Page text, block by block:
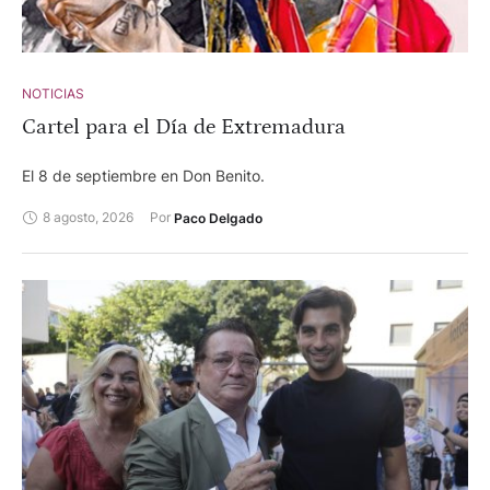
NOTICIAS
Cartel para el Día de Extremadura
El 8 de septiembre en Don Benito.
8 agosto, 2026 Por Paco Delgado